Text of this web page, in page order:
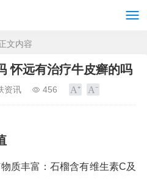
文内容
怀远有治疗牛皮癣的吗
资讯 456
质丰富：石榴含有维生素C及